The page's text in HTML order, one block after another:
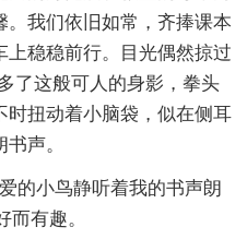
我们依旧如常，齐捧课本
上稳稳前行。目光偶然掠过
了这般可人的身影，拳头
时扭动着小脑袋，似在侧耳
声。
小鸟静听着我的书声朗
有趣。